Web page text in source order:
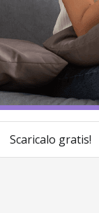
Scaricalo gratis!